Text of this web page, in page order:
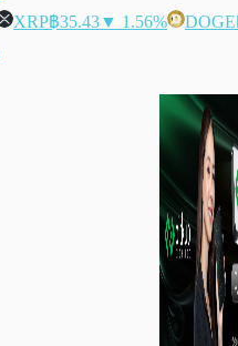
XRP฿35.43▼ 1.56% DOGE